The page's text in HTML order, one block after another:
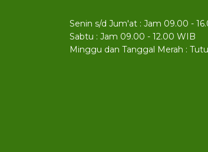
Senin s/d Jum'at : Jam 09.00 -
Sabtu : Jam 09.00 - 12.00 WIB
Minggu dan Tanggal Merah :